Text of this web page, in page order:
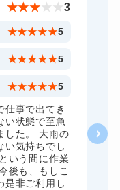
8,800円～(税込)
14,300円～(税込)
11,000円～(税込)
8,800円～(税込)
10,780円～(税込)
8,800円～(税込)
11,000円～(税込)
★★★ ★ ★3
★★★★★5
★★★★★5
★★★★★5
仕事で出てき
い状態で至急
した。 大雨の
い気持ちでし
いう間に作業
後も、もしこ
是非ご利用し